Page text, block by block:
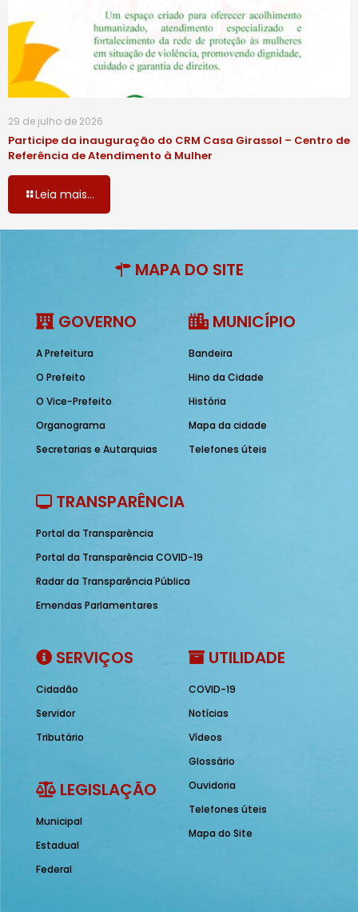
29 de julho de 2026
Participe da inauguração do CRM Casa Girassol – Centro de
Referência de Atendimento à Mulher
Leia mais...
MAPA DO SITE
GOVERNO
A Prefeitura
O Prefeito
O Vice-Prefeito
Organograma
Secretarias e Autarquias
MUNICÍPIO
Bandeira
Hino da Cidade
História
Mapa da cidade
Telefones úteis
TRANSPARÊNCIA
Portal da Transparência
Portal da Transparência COVID-19
Radar da Transparência Pública
Emendas Parlamentares
SERVIÇOS
Cidadão
Servidor
Tributário
LEGISLAÇÃO
Municipal
Estadual
Federal
UTILIDADE
COVID-19
Notícias
Vídeos
Glossário
Ouvidoria
Telefones úteis
Mapa do Site